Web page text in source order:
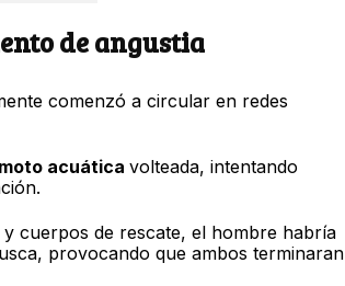
de angustia
comenzó a circular en redes
moto acuática volteada, intentando
cuerpos de rescate, el hombre habría
provocando que ambos terminaran